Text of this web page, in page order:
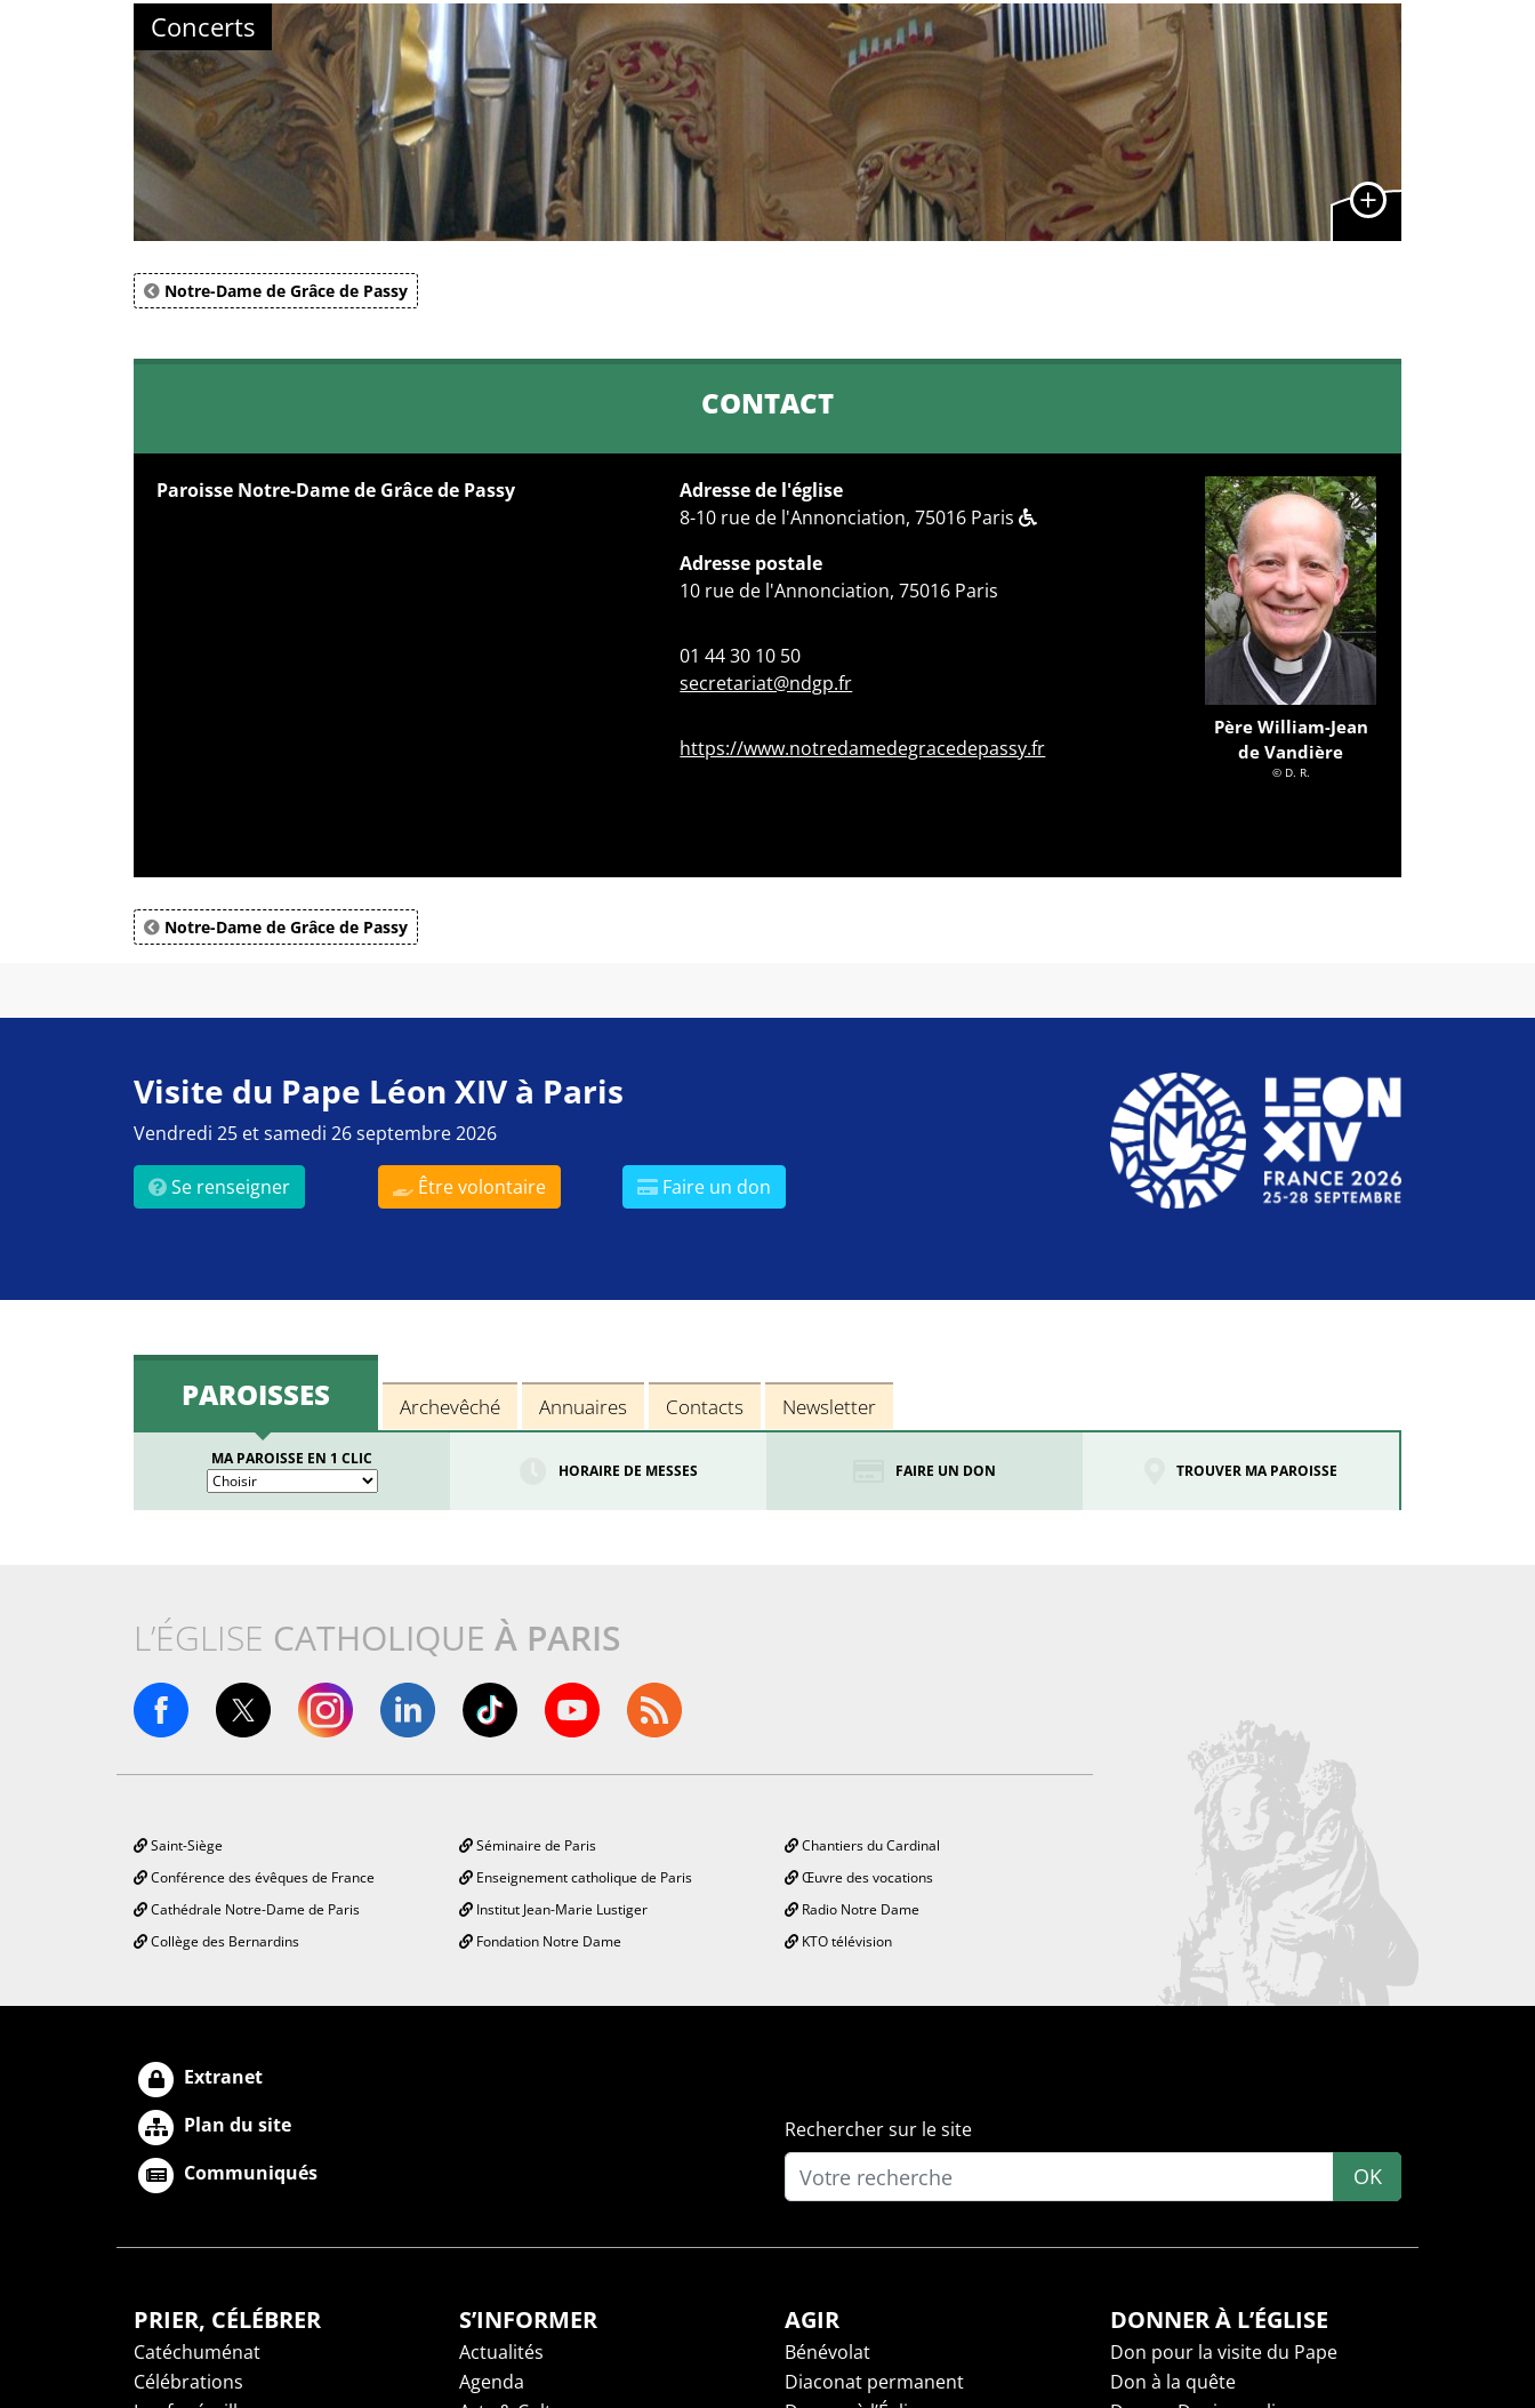
Concerts
Notre-Dame de Grâce de Passy
CONTACT
Paroisse Notre-Dame de Grâce de Passy
Adresse de l'église
8-10 rue de l'Annonciation, 75016 Paris
Adresse postale
10 rue de l'Annonciation, 75016 Paris
01 44 30 10 50
secretariat@ndgp.fr
https://www.notredamedegracedepassy.fr
Père William-Jean
de Vandière
© D. R.
Notre-Dame de Grâce de Passy
Visite du Pape Léon XIV à Paris
Vendredi 25 et samedi 26 septembre 2026
Se renseigner Être volontaire Faire un don
PAROISSES Archevêché Annuaires Contacts Newsletter
MA PAROISSE EN 1 CLIC
HORAIRE DE MESSES FAIRE UN DON TROUVER MA PAROISSE
L’ÉGLISE CATHOLIQUE À PARIS
Saint-Siège
Conférence des évêques de France
Cathédrale Notre-Dame de Paris
Collège des Bernardins
Séminaire de Paris
Enseignement catholique de Paris
Institut Jean-Marie Lustiger
Fondation Notre Dame
Chantiers du Cardinal
Œuvre des vocations
Radio Notre Dame
KTO télévision
Extranet
Plan du site
Communiqués
Rechercher sur le site
OK
PRIER, CÉLÉBRER
Catéchuménat
Célébrations
S’INFORMER
Actualités
Agenda
AGIR
Bénévolat
Diaconat permanent
DONNER À L’ÉGLISE
Don pour la visite du Pape
Don à la quête